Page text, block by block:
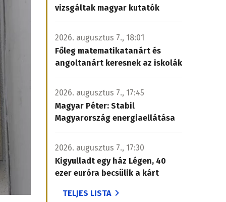
vizsgáltak magyar kutatók
2026. augusztus 7., 18:01
Főleg matematikatanárt és
angoltanárt keresnek az iskolák
2026. augusztus 7., 17:45
Magyar Péter: Stabil
Magyarország energiaellátása
2026. augusztus 7., 17:30
Kigyulladt egy ház Légen, 40
ezer euróra becsülik a kárt
TELJES LISTA